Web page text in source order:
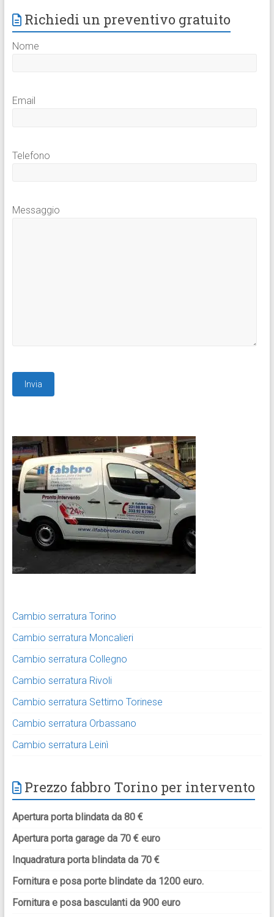
Richiedi un preventivo gratuito
Nome
Email
Telefono
Messaggio
Cambio serratura Torino
Cambio serratura Moncalieri
Cambio serratura Collegno
Cambio serratura Rivoli
Cambio serratura Settimo Torinese
Cambio serratura Orbassano
Cambio serratura Leinì
Prezzo fabbro Torino per intervento
Apertura porta blindata da 80 €
Apertura porta garage da 70 € euro
Inquadratura porta blindata da 70 €
Fornitura e posa porte blindate da 1200 euro.
Fornitura e posa basculanti da 900 euro